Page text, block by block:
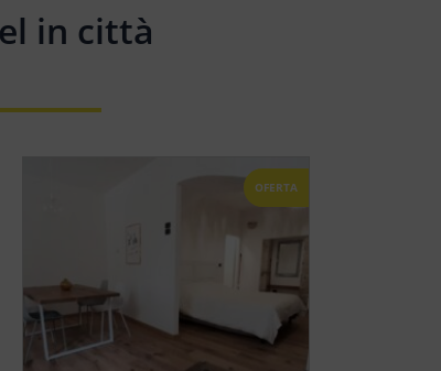
in città
OFERTA